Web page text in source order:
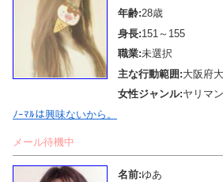
年齢:28歳
身長:151～155
職業:未選択
主な行動範囲:大阪府
女性ジャンル:ヤリマ
ﾉｰﾏﾙは興味ないから。
メール待機中
名前:ゆあ